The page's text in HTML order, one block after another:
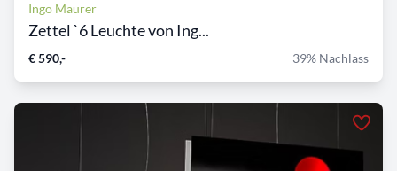
Ingo Maurer
Zettel `6 Leuchte von Ing...
€ 590,- 39% Nachlass